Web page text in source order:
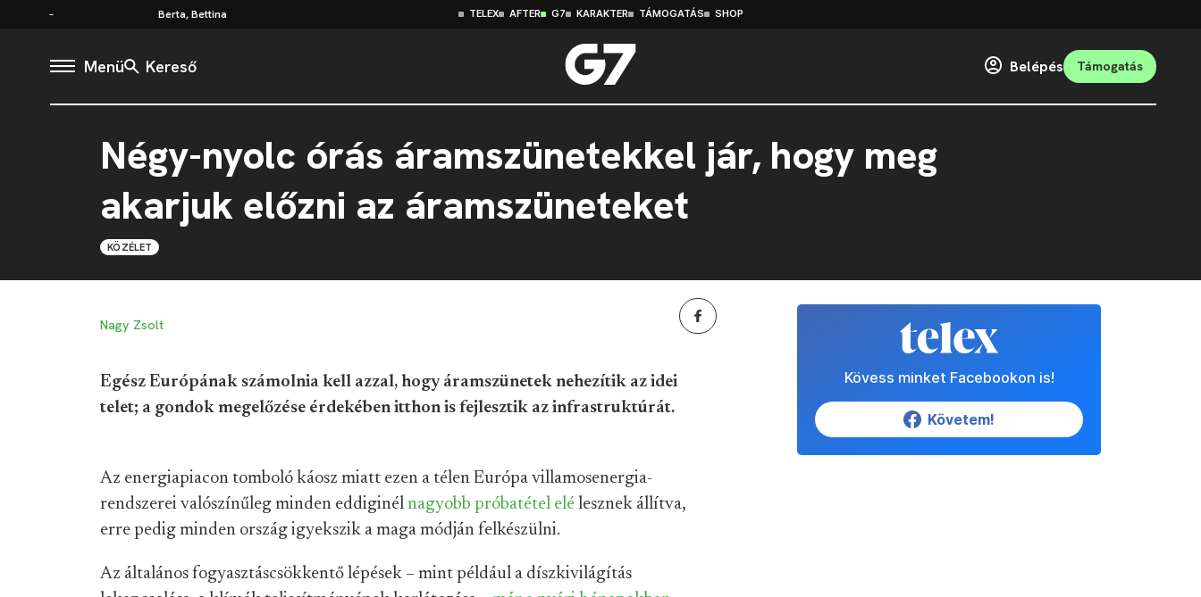
Berta, Bettina TELEX AFTER G7 KARAKTER TÁMOGATÁS SHOP
Menü Kereső Belépés Támogatás
Négy-nyolc órás áramszünetekkel jár, hogy meg
akarjuk előzni az áramszüneteket
KÖZÉLET
Nagy Zsolt
Egész Európának számolnia kell azzal, hogy áramszünetek nehezítik az idei
telet; a gondok megelőzése érdekében itthon is fejlesztik az infrastruktúrát.
Az energiapiacon tomboló káosz miatt ezen a télen Európa villamosenergia-
rendszerei valószínűleg minden eddiginél nagyobb próbatétel elé lesznek állítva,
erre pedig minden ország igyekszik a maga módján felkészülni.
Az általános fogyasztáscsökkentő lépések – mint például a díszkivilágítás
Kövess minket Facebookon is!
Követem!